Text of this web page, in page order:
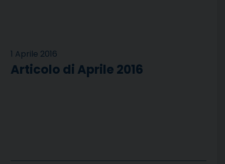
1 Aprile 2016
Articolo di Aprile 2016